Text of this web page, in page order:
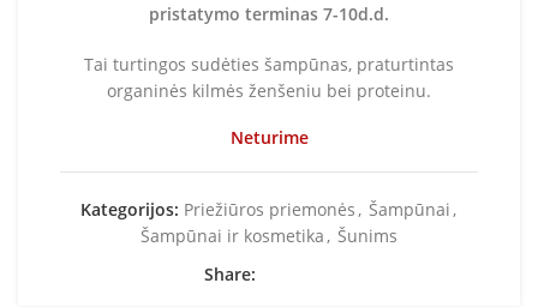
pristatymo terminas 7-10d.d.
Tai turtingos sudėties šampūnas, praturtintas
organinės kilmės ženšeniu bei proteinu.
Neturime
Kategorijos: Priežiūros priemonės , Šampūnai ,
Šampūnai ir kosmetika , Šunims
Share: